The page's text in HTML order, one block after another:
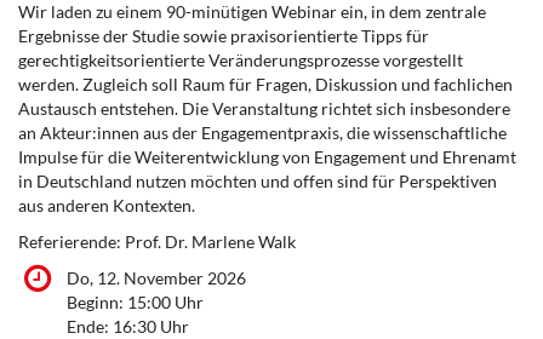
Wir laden zu einem 90-minütigen Webinar ein, in dem zentrale
Ergebnisse der Studie sowie praxisorientierte Tipps für
gerechtigkeitsorientierte Veränderungsprozesse vorgestellt
werden. Zugleich soll Raum für Fragen, Diskussion und fachlichen
Austausch entstehen. Die Veranstaltung richtet sich insbesondere
an Akteur:innen aus der Engagementpraxis, die wissenschaftliche
Impulse für die Weiterentwicklung von Engagement und Ehrenamt
in Deutschland nutzen möchten und offen sind für Perspektiven
aus anderen Kontexten.
Referierende: Prof. Dr. Marlene Walk
Do, 12. November 2026
Beginn: 15:00 Uhr
Ende: 16:30 Uhr